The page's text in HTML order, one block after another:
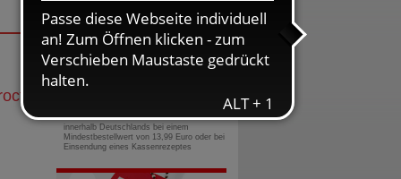
Seite drucken
0800-10 11 422
gebührenfreie Rufnummer
innerhalb Deutschlands bei einem
Mindestbestellwert von 13,99 Euro oder bei
Einsendung eines Kassenrezeptes